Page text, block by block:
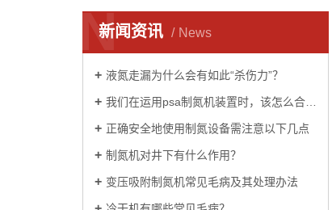
新闻资讯 News
N
液氮走漏为什么会有如此“杀伤力”？
我们在运用psa制氮机装置时，该怎么合理安全地运转它呢?
正确安全地使用制氮设备需注意以下几点
制氮机对井下有什么作用？
变压吸附制氮机常见毛病及其处理办法